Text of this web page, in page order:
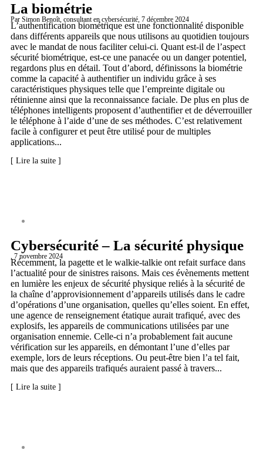
La biométrie
Par Simon Benoît, consultant en cybersécurité, 7 décembre 2024
L’authentification biométrique est une fonctionnalité disponible
dans différents appareils que nous utilisons au quotidien toujours
avec le mandat de nous faciliter celui-ci. Quant est-il de l’aspect
sécurité biométrique, est-ce une panacée ou un danger potentiel,
regardons plus en détail. Tout d’abord, définissons la biométrie
comme la capacité à authentifier un individu grâce à ses
caractéristiques physiques telle que l’empreinte digitale ou
rétinienne ainsi que la reconnaissance faciale. De plus en plus de
téléphones intelligents proposent d’authentifier et de déverrouiller
le téléphone à l’aide d’une de ses méthodes. C’est relativement
facile à configurer et peut être utilisé pour de multiples
applications...
[ Lire la suite ]
Cybersécurité – La sécurité physique
, 7 novembre 2024
Récemment, la pagette et le walkie-talkie ont refait surface dans
l’actualité pour de sinistres raisons. Mais ces évènements mettent
en lumière les enjeux de sécurité physique reliés à la sécurité de
la chaîne d’approvisionnement d’appareils utilisés dans le cadre
d’opérations d’une organisation, quelles qu’elles soient. En effet,
une agence de renseignement étatique aurait trafiqué, avec des
explosifs, les appareils de communications utilisées par une
organisation ennemie. Celle-ci n’a probablement fait aucune
vérification sur les appareils, en démontant l’une d’elles par
exemple, lors de leurs réceptions. Ou peut-être bien l’a tel fait,
mais que des appareils trafiqués auraient passé à travers...
[ Lire la suite ]